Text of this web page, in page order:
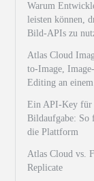
Warum
leisten können,
Bild-APIs zu
Atlas Cloud
to-Image,
Editing an
Ein API-Key für
Bildaufgabe: So
die Plattform
Atlas Cloud vs.
Replicate